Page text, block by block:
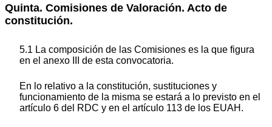
Quinta. Comisiones de Valoración. Acto de
constitución.
5.1 La composición de las Comisiones es la que figura
en el anexo III de esta convocatoria.
En lo relativo a la constitución, sustituciones y
funcionamiento de la misma se estará a lo previsto en el
artículo 6 del RDC y en el artículo 113 de los EUAH.